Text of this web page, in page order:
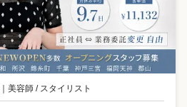
美容師 / スタイリスト